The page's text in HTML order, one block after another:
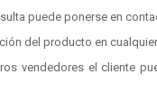
puede ponerse en
del producto en
vendedores el cliente